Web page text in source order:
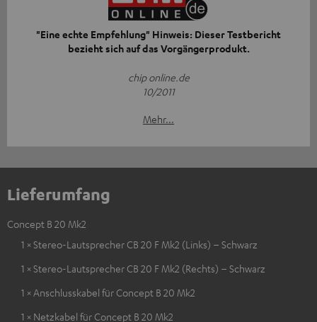
"Eine echte Empfehlung" Hinweis: Dieser Testbericht
bezieht sich auf das Vorgängerprodukt.
chip online.de
10/2011
Mehr...
Lieferumfang
Concept B 20 Mk2
1 × Stereo-Lautsprecher CB 20 F Mk2 (Links) – Schwarz
1 × Stereo-Lautsprecher CB 20 F Mk2 (Rechts) – Schwarz
1 × Anschlusskabel für Concept B 20 Mk2
1 × Netzkabel für Concept B 20 Mk2